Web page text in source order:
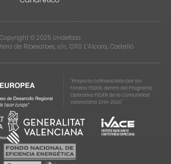
Copyright © 2025 Undefasa
de Ribesalbes, s/n, 12110 L’Alcora, Castelló